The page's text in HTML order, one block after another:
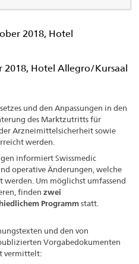
2018, Hotel
2018, Hotel Allegro/Kursaal
und den Anpassungen in den
des Marktzutritts für
Arzneimittelsicherheit sowie
werden.
informiert Swissmedic
operative Änderungen, welche
Um möglichst umfassend
finden zwei
Programmstatt.
und den von
Vorgabedokumenten
vermittelt: